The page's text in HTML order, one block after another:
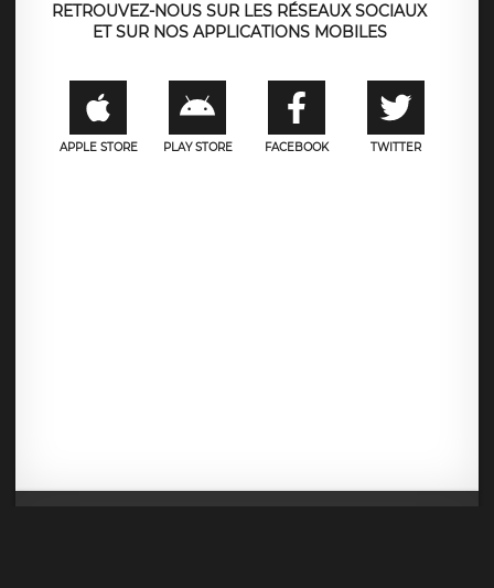
RETROUVEZ-NOUS SUR LES RÉSEAUX SOCIAUX
ET SUR NOS APPLICATIONS MOBILES
APPLE STORE PLAY STORE FACEBOOK TWITTER